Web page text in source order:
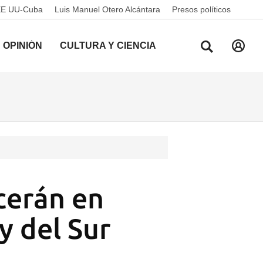
UU-Cuba Luis Manuel Otero Alcántara Presos políticos
OPINIÓN CULTURA Y CIENCIA
en
del Sur